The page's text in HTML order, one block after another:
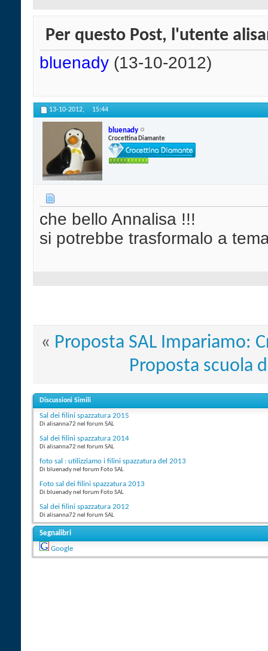
Per questo Post, l'utente
bluenady (13-10-2012)
13-10-2012, 15:44
bluenady
Crocettina Diamante
che bello Annalisa !!!
si potrebbe trasformalo a
« Proposta SAL Impariamo:
Proposta scuola
Discussioni Simili
Sal dei filini spazzatura 2015
Di alisanna72 nel forum SAL
Sal dei filini spazzatura 2014
Di alisanna72 nel forum SAL
foto sal : utilizziamo i filini spazzatura del 2013
Di bluenady nel forum Foto SAL
Foto sal dei filini spazzatura 2013
Di bluenady nel forum Foto SAL
Sal dei filini spazzatura 2012
Di alisanna72 nel forum SAL
Segnalibri
Google